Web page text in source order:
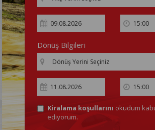
Dönüş Bilgileri
Kiralama koşullarını okudum
ediyorum.